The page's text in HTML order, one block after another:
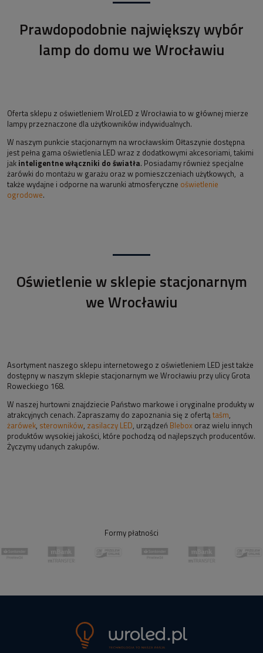
Prawdopodobnie największy wybór
lamp do domu we Wrocławiu
Oferta sklepu z oświetleniem WroLED z Wrocławia to w głównej mierze
lampy przeznaczone dla użytkowników indywidualnych.
W naszym punkcie stacjonarnym na wrocławskim Ołtaszynie dostępna
jest pełna gama oświetlenia LED wraz z dodatkowymi akcesoriami, takimi
jak inteligentne włączniki do światła. Posiadamy również specjalne
żarówki do montażu w garażu oraz w pomieszczeniach użytkowych, a
także wydajne i odporne na warunki atmosferyczne oświetlenie
ogrodowe.
Oświetlenie w sklepie stacjonarnym
we Wrocławiu
Asortyment naszego sklepu internetowego z oświetleniem LED jest także
dostępny w naszym sklepie stacjonarnym we Wrocławiu przy ulicy Grota
Roweckiego 168.
W naszej hurtowni znajdziecie Państwo markowe i oryginalne produkty w
atrakcyjnych cenach. Zapraszamy do zapoznania się z ofertą taśm,
żarówek, sterowników, zasilaczy LED, urządzeń Blebox oraz wielu innych
produktów wysokiej jakości, które pochodzą od najlepszych producentów.
Życzymy udanych zakupów.
Formy płatności